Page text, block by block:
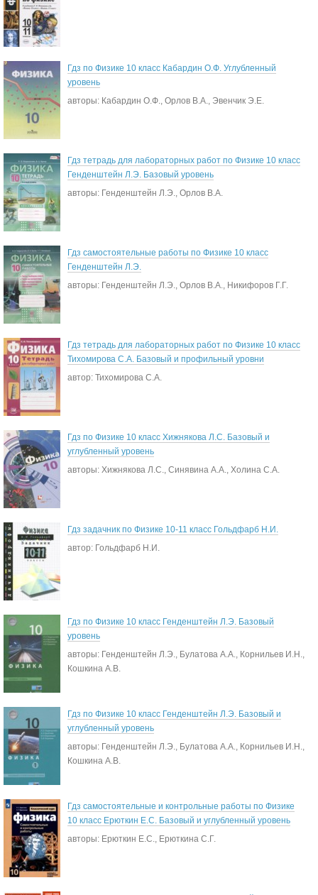
Гдз по Физике 10 класс Кабардин О.Ф. Углубленный
уровень
авторы: Кабардин О.Ф., Орлов В.А., Эвенчик Э.Е.
Гдз тетрадь для лабораторных работ по Физике 10 класс
Генденштейн Л.Э. Базовый уровень
авторы: Генденштейн Л.Э., Орлов В.А.
Гдз самостоятельные работы по Физике 10 класс
Генденштейн Л.Э.
авторы: Генденштейн Л.Э., Орлов В.А., Никифоров Г.Г.
Гдз тетрадь для лабораторных работ по Физике 10 класс
Тихомирова С.А. Базовый и профильный уровни
автор: Тихомирова С.А.
Гдз по Физике 10 класс Хижнякова Л.С. Базовый и
углубленный уровень
авторы: Хижнякова Л.С., Синявина А.А., Холина С.А.
Гдз задачник по Физике 10-11 класс Гольдфарб Н.И.
автор: Гольдфарб Н.И.
Гдз по Физике 10 класс Генденштейн Л.Э. Базовый
уровень
авторы: Генденштейн Л.Э., Булатова А.А., Корнильев И.Н.,
Кошкина А.В.
Гдз по Физике 10 класс Генденштейн Л.Э. Базовый и
углубленный уровень
авторы: Генденштейн Л.Э., Булатова А.А., Корнильев И.Н.,
Кошкина А.В.
Гдз самостоятельные и контрольные работы по Физике
10 класс Ерюткин Е.С. Базовый и углубленный уровень
авторы: Ерюткин Е.С., Ерюткина С.Г.